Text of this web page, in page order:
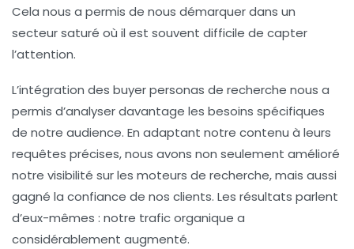
Cela nous a permis de nous démarquer dans un
secteur saturé où il est souvent difficile de capter
l’attention.
L’intégration des buyer personas de recherche nous a
permis d’analyser davantage les besoins spécifiques
de notre audience. En adaptant notre contenu à leurs
requêtes précises, nous avons non seulement amélioré
notre visibilité sur les moteurs de recherche, mais aussi
gagné la confiance de nos clients. Les résultats parlent
d’eux-mêmes : notre trafic organique a
considérablement augmenté.